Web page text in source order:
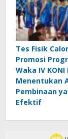
Tes Fisik
Promosi
Waka IV
Menentukan
Pembinaan
Efektif